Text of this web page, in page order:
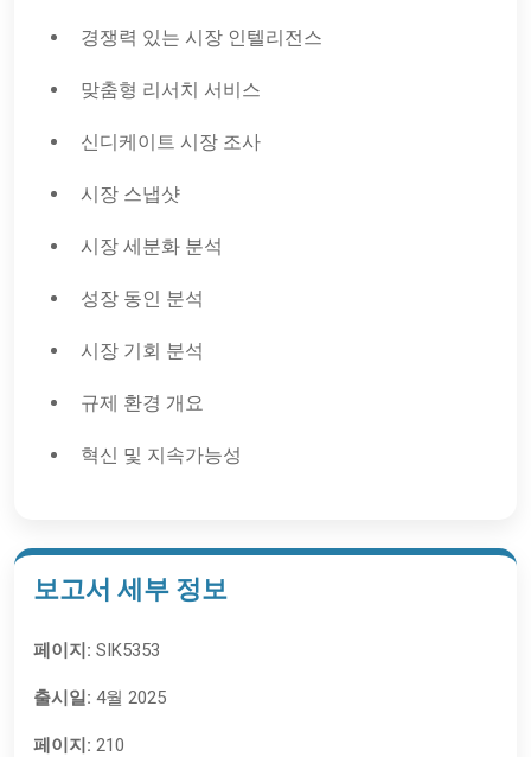
경쟁력 있는 시장 인텔리전스
맞춤형 리서치 서비스
신디케이트 시장 조사
시장 스냅샷
시장 세분화 분석
성장 동인 분석
시장 기회 분석
규제 환경 개요
혁신 및 지속가능성
보고서 세부 정보
페이지: SIK5353
출시일: 4월 2025
페이지: 210